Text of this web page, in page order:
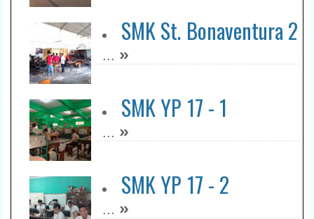
SMK St. Bonaventura 2
... »
SMK YP 17 - 1
... »
SMK YP 17 - 2
... »